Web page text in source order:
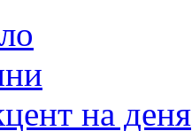
на деня